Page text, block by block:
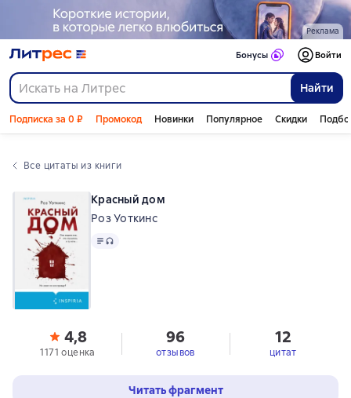
Реклама
Найти
Бонусы Войти
Подписка за 0 ₽ Промокод Новинки Популярное Скидки
Все цитаты из книги
Красный дом
Роз Уоткинс
Текст
4,8
1171 оценка
96
отзывов
12
цитат
Читать фрагмент